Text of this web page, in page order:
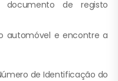
de registo
automóvel e encontre a
de Identificação do